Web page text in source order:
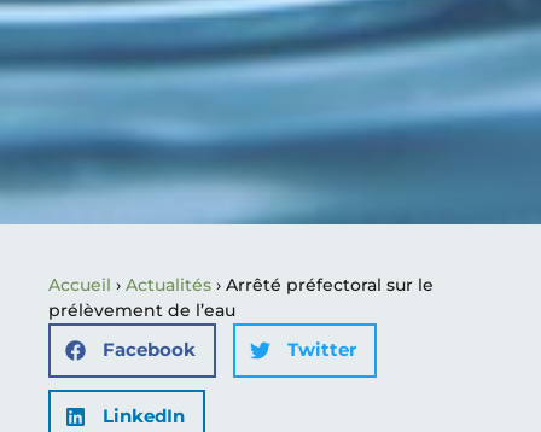
Accueil › Actualités › Arrêté préfectoral sur le
prélèvement de l’eau
Facebook Twitter
LinkedIn